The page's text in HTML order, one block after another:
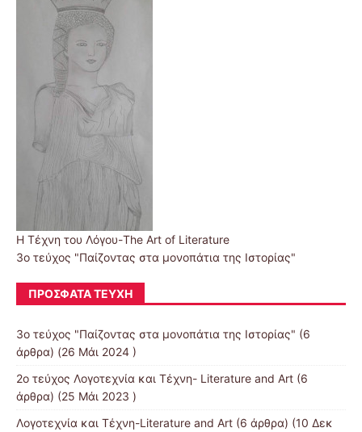
Η Τέχνη του Λόγου-The Art of Literature
3ο τεύχος "Παίζοντας στα μονοπάτια της Ιστορίας"
ΠΡΌΣΦΑΤΑ ΤΕΎΧΗ
3ο τεύχος "Παίζοντας στα μονοπάτια της Ιστορίας" (6
άρθρα) (26 Μάι 2024 )
2ο τεύχος Λογοτεχνία και Τέχνη- Literature and Art (6
άρθρα) (25 Μάι 2023 )
Λογοτεχνία και Τέχνη-Literature and Art (6 άρθρα) (10 Δεκ